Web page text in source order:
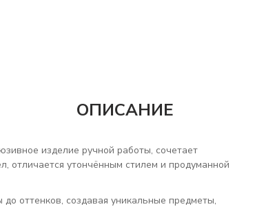
ОПИСАНИЕ
изделие ручной работы, сочетает
отличается утончённым стилем и продуманной
оттенков, создавая уникальные предметы,